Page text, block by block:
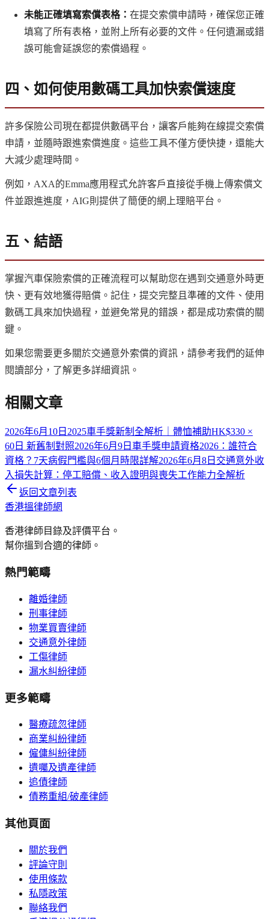
未能正確填寫索償表格： 在提交索償申請時，確保您正確
填寫了所有表格，並附上所有必要的文件。任何遺漏或錯
誤可能會延誤您的索償過程。
四、如何使用數碼工具加快索償速度
許多保險公司現在都提供數碼平台，讓客戶能夠在線提交索償
申請，並隨時跟進索償進度。這些工具不僅方便快捷，還能大
大減少處理時間。
例如，AXA的Emma應用程式允許客戶直接從手機上傳索償文
件並跟進進度，AIG則提供了簡便的網上理賠平台。
五、結語
掌握汽車保險索償的正確流程可以幫助您在遇到交通意外時更
快、更有效地獲得賠償。記住，提交完整且準確的文件、使用
數碼工具來加快過程，並避免常見的錯誤，都是成功索償的關
鍵。
如果您需要更多關於交通意外索償的資訊，請參考我們的延伸
閱讀部分，了解更多詳細資訊。
相關文章
2026年6月10日 2025車手獎新制全解析｜體恤補助HK$330 ×
60日 新舊制對照2026年6月9日 車手獎申請資格2026：誰符合
資格？7天病假門檻與6個月時限詳解2026年6月8日 交通意外收
入損失計算：停工賠償、收入證明與喪失工作能力全解析
返回文章列表
香港搵律師網
香港律師目錄及評價平台。
幫你搵到合適的律師。
熱門範疇
離婚律師
刑事律師
物業買賣律師
交通意外律師
工傷律師
漏水糾紛律師
更多範疇
醫療疏忽律師
商業糾紛律師
僱傭糾紛律師
遺囑及遺產律師
追債律師
債務重組/破產律師
其他頁面
關於我們
評論守則
使用條款
私隱政策
聯絡我們